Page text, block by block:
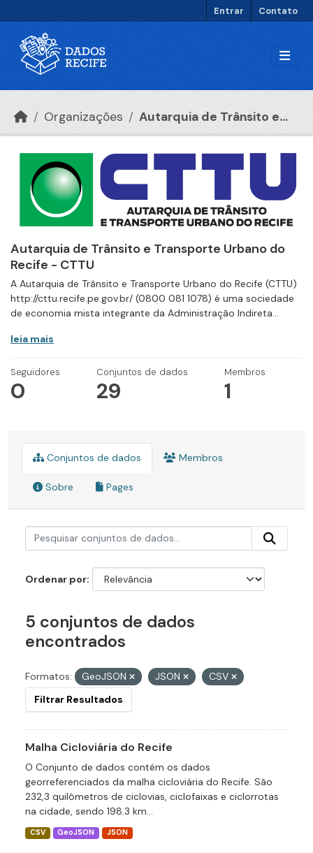
Entrar Contato
Organizações Autarquia de Trânsito e...
Autarquia de Trânsito e Transporte Urbano do
Recife - CTTU
A Autarquia de Trânsito e Transporte Urbano do Recife (CTTU)
http://cttu.recife.pe.gov.br/ (0800 081 1078) é uma sociedade
de economia mista integrante da Administração Indireta...
leia mais
Seguidores
0
Conjuntos de dados
29
Membros
1
Conjuntos de dados Membros
Sobre Pages
Ordenar por
5 conjuntos de dados
encontrados
Formatos: GeoJSON JSON
CSV
Filtrar Resultados
Malha Cicloviária do Recife
O Conjunto de dados contém os dados
georreferenciados da malha cicloviária do Recife. São
232,3 quilômetros de ciclovias, ciclofaixas e ciclorrotas
na cidade, sendo 198.3 km...
CSV GeoJSON JSON